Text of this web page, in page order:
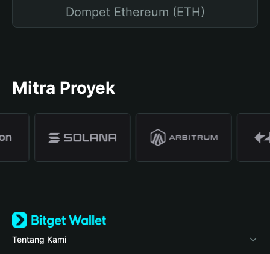
Dompet Ethereum (ETH)
Mitra Proyek
Tentang Kami